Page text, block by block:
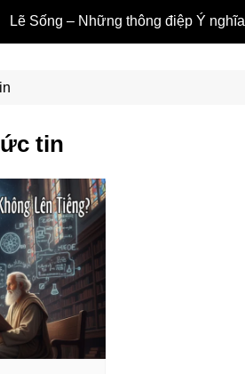
Lẽ Sống – Những thông điệp Ý nghĩa
tin